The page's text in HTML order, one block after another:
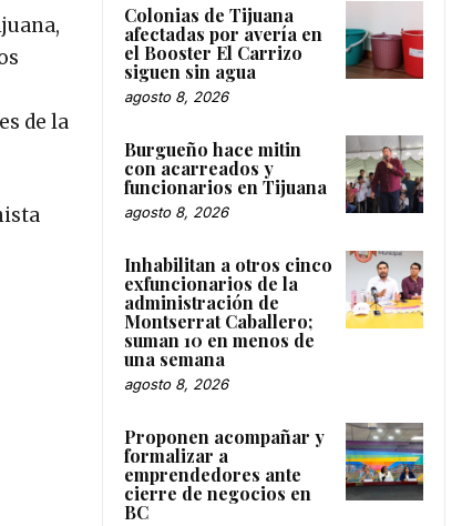
de la
Colonias de Tijuana
afectadas por avería en
el Booster El Carrizo
siguen sin agua
agosto 8, 2026
Burgueño hace mitin
con acarreados y
funcionarios en Tijuana
agosto 8, 2026
Inhabilitan a otros cinco
exfuncionarios de la
administración de
Montserrat Caballero;
suman 10 en menos de
una semana
agosto 8, 2026
Proponen acompañar y
formalizar a
emprendedores ante
cierre de negocios en
BC